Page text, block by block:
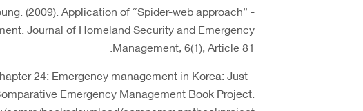
(2009). Application of “Spider-web approach”
Journal of Homeland Security and Emergency
Management, 6(1), Article 81.
24: Emergency management in Korea: Just
Emergency Management Book Project.